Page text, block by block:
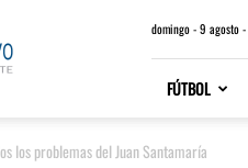
domingo - 9 agosto
FÚTBOL
los problemas del Juan Santamaría